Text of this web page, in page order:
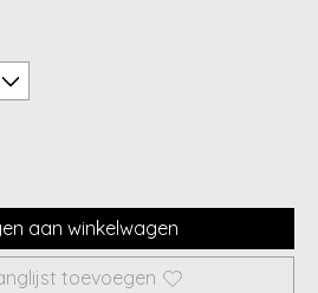
aan winkelwagen
toevoegen